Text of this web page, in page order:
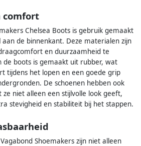
comfort
Chelsea Boots is gebruik gemaakt
de binnenkant. Deze materialen zijn
en duurzaamheid te
de boots is gemaakt uit rubber, wat
tijdens het lopen en een goede grip
De schoenen hebben ook
niet alleen een stijlvolle look geeft,
stevigheid en stabiliteit bij het stappen.
Shoemakers zijn niet alleen